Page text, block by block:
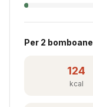
Per 2 bomboane
124
kcal